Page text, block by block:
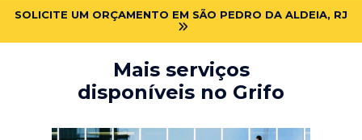
SOLICITE UM ORÇAMENTO EM SÃO PEDRO DA ALDEIA, RJ
Mais serviços
disponíveis no Grifo